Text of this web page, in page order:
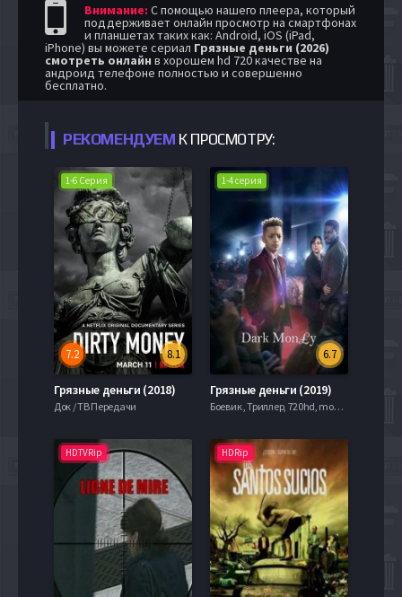
Внимание: С помощью нашего плеера, который
поддерживает онлайн просмотр на смартфонах
и планшетах таких как: Android, iOS (iPad,
iPhone) вы можете сериал Грязные деньги (2026)
смотреть онлайн в хорошем hd 720 качестве на
андроид телефоне полностью и совершенно
бесплатно.
РЕКОМЕНДУЕМ К ПРОСМОТРУ:
1-6 Серия
8.1
7.2
Грязные деньги (2018)
Док / ТВ Передачи
1-4 серия
6.7
Грязные деньги (2019)
Боевик , Триллер, 720hd, mobilen, , Слайдер
HDTVRip HDRip